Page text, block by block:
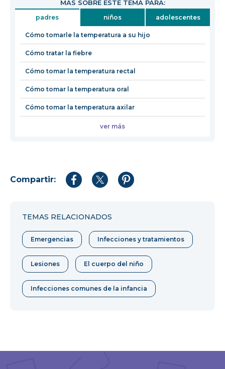
en
una
ventana
MÁS SOBRE ESTE TEMA PARA:
padres niños adolescentes
Cómo tomarle la temperatura a su hijo
Cómo tratar la fiebre
Cómo tomar la temperatura rectal
Cómo tomar la temperatura oral
Cómo tomar la temperatura axilar
ver más
Compartir:
CompartirCompartirCompartir
TEMAS RELACIONADOS
Emergencias Infecciones y tratamientos
Lesiones El cuerpo del niño
Infecciones comunes de la infancia